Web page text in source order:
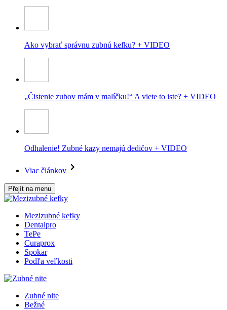
Ako vybrať správnu zubnú kefku? + VIDEO
„Čistenie zubov mám v malíčku!“ A viete to iste? + VIDEO
Odhalenie! Zubné kazy nemajú dedičov + VIDEO
Viac článkov
Přejít na menu
Mezizubné kefky
Dentalpro
TePe
Curaprox
Spokar
Podľa veľkosti
Zubné nite
Bežné